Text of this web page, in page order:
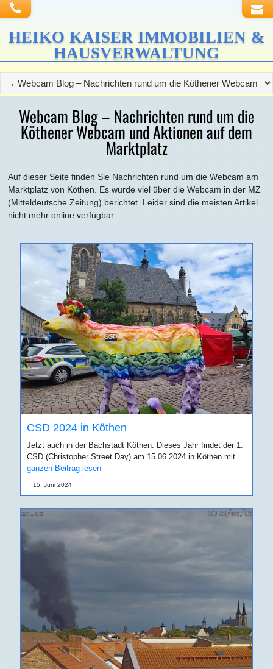
HEIKO KAISER IMMOBILIEN &
HAUSVERWALTUNG
Webcam Blog – Nachrichten rund um die
Köthener Webcam und Aktionen auf dem
Marktplatz
Auf dieser Seite finden Sie Nachrichten rund um die Webcam am
Marktplatz von Köthen. Es wurde viel über die Webcam in der MZ
(Mitteldeutsche Zeitung) berichtet. Leider sind die meisten Artikel
nicht mehr online verfügbar.
CSD 2024 in Köthen
Jetzt auch in der Bachstadt Köthen. Dieses Jahr findet der 1.
CSD (Christopher Street Day) am 15.06.2024 in Köthen mit
ganzen Beitrag lesen
15. Juni 2024